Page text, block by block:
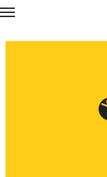
Назад